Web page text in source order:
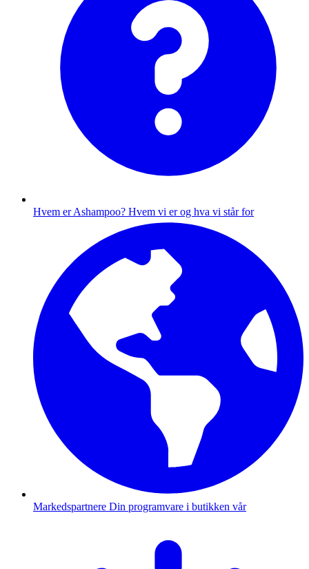
Hvem er Ashampoo? Hvem vi er og hva vi står for
Markedspartnere Din programvare i butikken vår